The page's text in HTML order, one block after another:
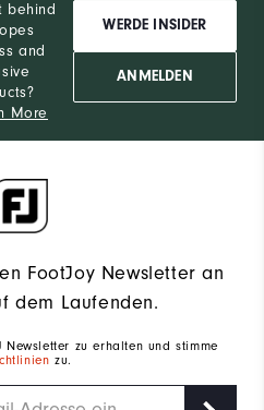
behind
and
More
WERDE INSIDER
ANMELDEN
FootJoy Newsletter an
dem Laufenden.
Newsletter zu erhalten und stimme
zu.